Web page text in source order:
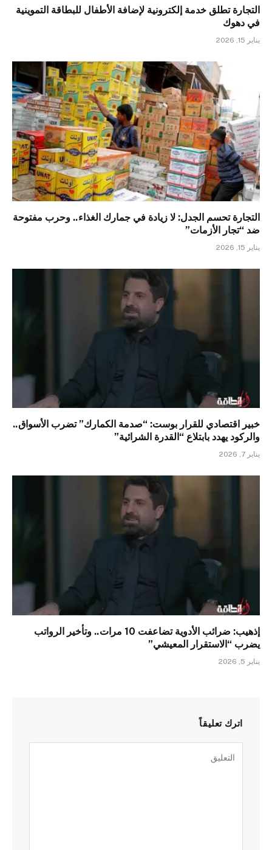
التجارة تطلق خدمة إلكترونية لإضافة الأطفال للبطاقة التموينية
في دهوك
يناير 15, 2026
التجارة تحسم الجدل: لا زيادة في جمارك الغذاء.. وحرب مفتوحة
ضد “تجار الأزمات”
يناير 15, 2026
خبير اقتصادي للقرار بوست: “صدمة الكمارك” تضرب الأسواق..
والركود يهدد بابتلاع “القدرة الشرائية”
يناير 7, 2026
إذهيب: ضرائب الأدوية تضاعفت 10 مرات.. وتأخير الرواتب
يضرب “الاستقرار المعيشي”
يناير 5, 2026
اترك تعليقاً